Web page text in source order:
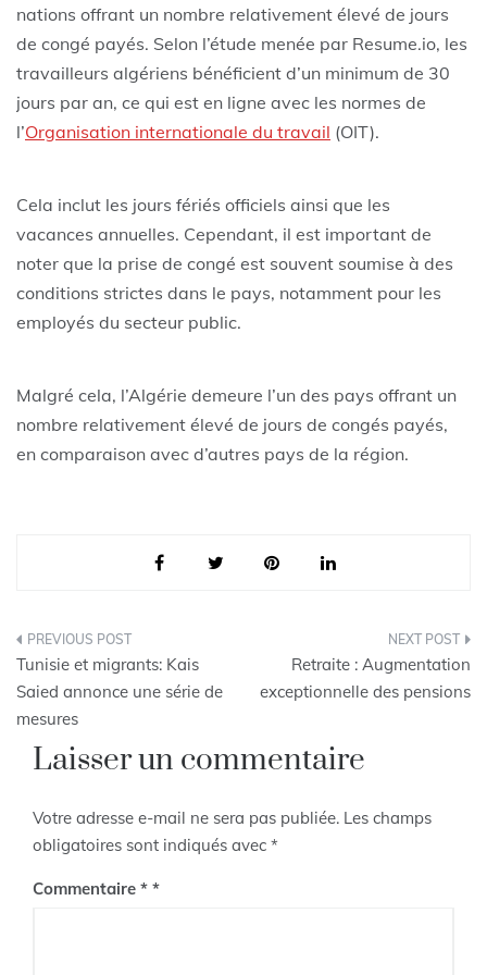
nations offrant un nombre relativement élevé de jours
de congé payés. Selon l’étude menée par Resume.io, les
travailleurs algériens bénéficient d’un minimum de 30
jours par an, ce qui est en ligne avec les normes de
l’Organisation internationale du travail (OIT).
Cela inclut les jours fériés officiels ainsi que les
vacances annuelles. Cependant, il est important de
noter que la prise de congé est souvent soumise à des
conditions strictes dans le pays, notamment pour les
employés du secteur public.
Malgré cela, l’Algérie demeure l’un des pays offrant un
nombre relativement élevé de jours de congés payés,
en comparaison avec d’autres pays de la région.
Navigation
de
l’article
Tunisie et migrants: Kais
Saied annonce une série de
mesures
Retraite : Augmentation
exceptionnelle des pensions
Laisser un commentaire
Votre adresse e-mail ne sera pas publiée. Les champs
obligatoires sont indiqués avec *
Commentaire *